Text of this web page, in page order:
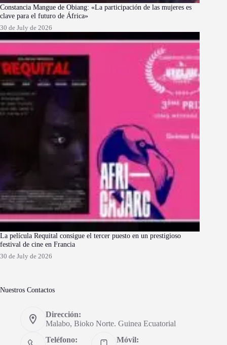
Constancia Mangue de Obiang: «La participación de las mujeres es
clave para el futuro de África»
30 de July de 2026
La película Requital consigue el tercer puesto en un prestigioso
festival de cine en Francia
30 de July de 2026
Nuestros Contactos
Dirección:
Malabo, Bioko Norte. Guinea Ecuatorial
Teléfono:
Móvil: